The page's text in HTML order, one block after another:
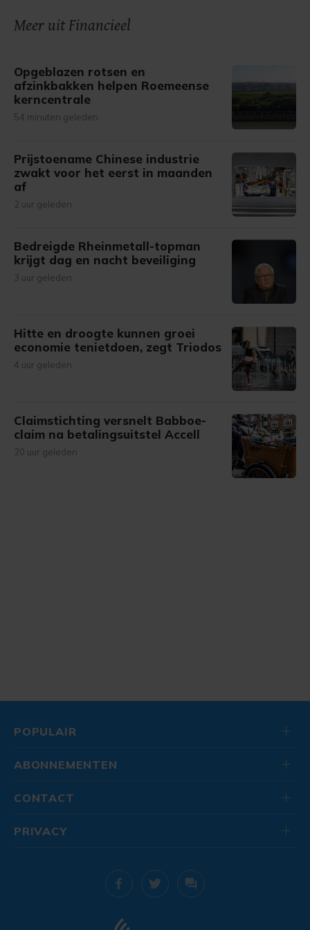
gemaakte keuze altijd wijzigen of intrekken.
Meer uit Financieel
Opgeblazen rotsen en
afzinkbakken helpen Roemeense
kerncentrale
54 minuten geleden
Prijstoename Chinese industrie
zwakt voor het eerst in maanden
af
2 uur geleden
Bedreigde Rheinmetall-topman
krijgt dag en nacht beveiliging
3 uur geleden
Hitte en droogte kunnen groei
economie tenietdoen, zegt Triodos
4 uur geleden
Claimstichting versnelt Babboe-
claim na betalingsuitstel Accell
20 uur geleden
POPULAIR
ABONNEMENTEN
CONTACT
PRIVACY